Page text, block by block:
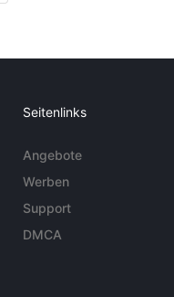
Seitenlinks
Angebote
Werben
Support
DMCA